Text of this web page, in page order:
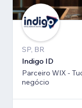
SP, BR
Indigo ID
Parceiro WIX -
negócio